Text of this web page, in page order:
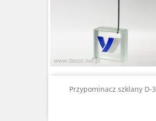
Przypominacz szklany D-3